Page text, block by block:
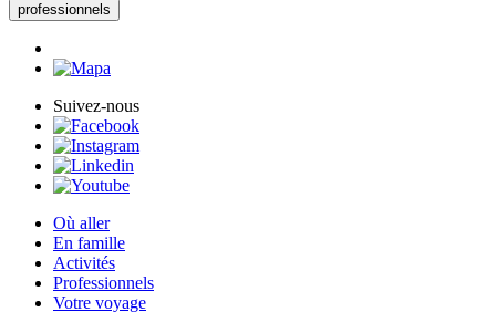
professionnels
Suivez-nous
Où aller
En famille
Activités
Professionnels
Votre voyage